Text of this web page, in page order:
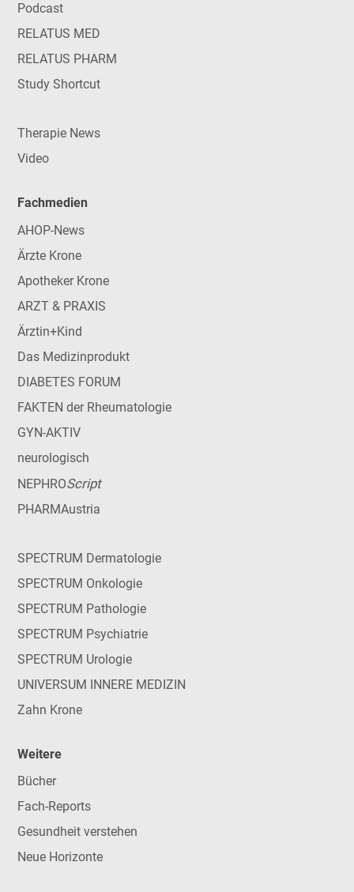
Podcast
RELATUS MED
RELATUS PHARM
Study Shortcut
Therapie News
Video
Fachmedien
AHOP-News
Ärzte Krone
Apotheker Krone
ARZT & PRAXIS
Ärztin+Kind
Das Medizinprodukt
DIABETES FORUM
FAKTEN der Rheumatologie
GYN-AKTIV
neurologisch
NEPHROScript
PHARMAustria
SPECTRUM Dermatologie
SPECTRUM Onkologie
SPECTRUM Pathologie
SPECTRUM Psychiatrie
SPECTRUM Urologie
UNIVERSUM INNERE MEDIZIN
Zahn Krone
Weitere
Bücher
Fach-Reports
Gesundheit verstehen
Neue Horizonte